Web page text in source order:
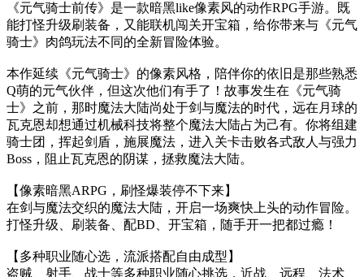
《元气骑士前传》是一款暗黑like像素风的动作RPG手游。既
能打怪升级刷装备，又能联机闯关开宝箱，给你带来与《元气
骑士》肉鸽玩法不同的全新冒险体验。
本作延续《元气骑士》的像素风格，陪伴你的依旧是那些熟悉
Q萌的元气伙伴，但这次他们有手了！故事发生在《元气骑
士》之前，那时魔法大陆尚处于剑与魔法的时代，远在月球的
瓦克恩却想通过机械科技将整个魔法大陆占为己有。你将组建
骑士团，挥起剑盾，施展魔法，进入关卡击败各式敌人与强力
Boss，阻止瓦克恩的阴谋，拯救魔法大陆。
【像素暗黑ARPG，刷怪爆装停不下来】
在剑与魔法交织的魔法大陆，开启一场爽快上头的动作冒险。
打怪升级、刷装备、配BD、开宝箱，随手开一把都过瘾！
【多种职业随心选，流派搭配自由成型】
盗贼、射手、战士等多种职业随心挑选，近战、远程、法术、